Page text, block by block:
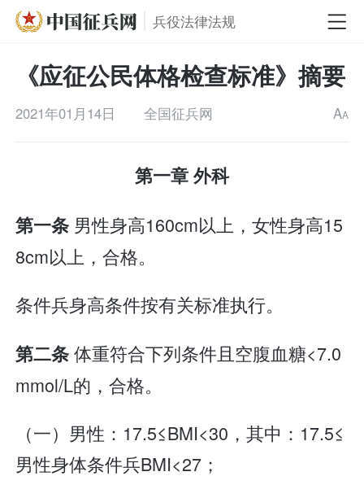
兵役法律法规
《应征公民体格检查标准》摘要
2021年01月14日 全国征兵网 AA
第一章 外科
第一条 男性身高160cm以上，女性身高15
8cm以上，合格。
条件兵身高条件按有关标准执行。
第二条体重符合下列条件且空腹血糖<7.0
mmol/L的，合格。
（一）男性：17.5≤BMI<30，其中：17.5≤
男性身体条件兵BMI<27；